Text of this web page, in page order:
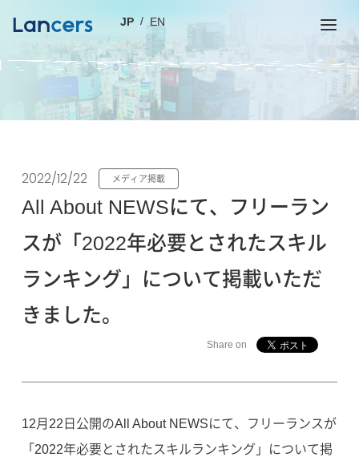
JP EN
2022/12/22 メディア掲載
All About NEWSにて、フリーラン
スが「2022年必要とされたスキル
ランキング」について掲載いただ
きました。
Share on
12月22日公開のAll About NEWSにて、フリーランスが
「2022年必要とされたスキルランキング」について掲